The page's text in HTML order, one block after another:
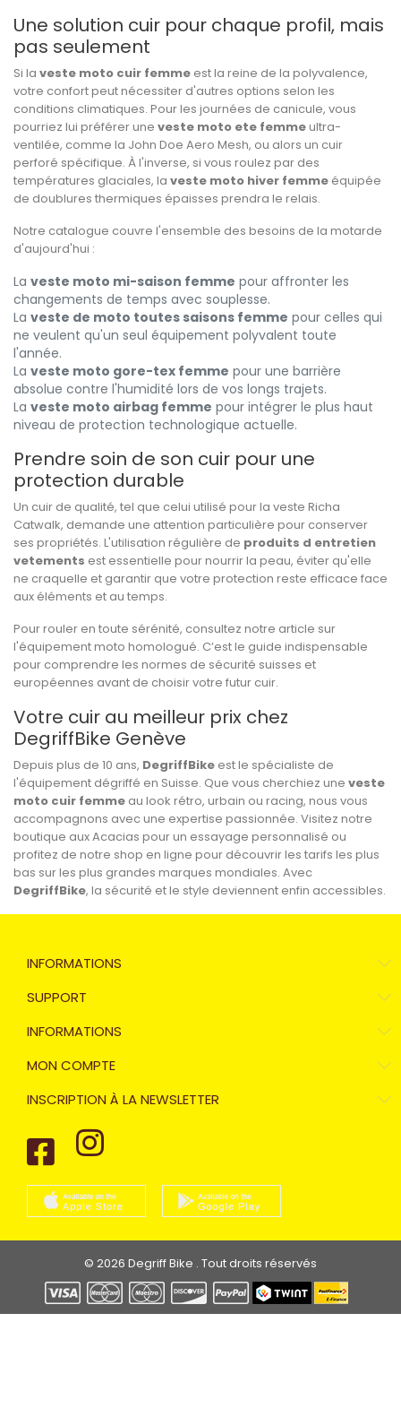
Une solution cuir pour chaque profil, mais
pas seulement
Si la veste moto cuir femme est la reine de la polyvalence,
votre confort peut nécessiter d'autres options selon les
conditions climatiques. Pour les journées de canicule, vous
pourriez lui préférer une veste moto ete femmeultra-
ventilée, comme la John Doe Aero Mesh, ou alors un cuir
perforé spécifique. À l'inverse, si vous roulez par des
températures glaciales, la veste moto hiver femme équipée
de doublures thermiques épaisses prendra le relais.
Notre catalogue couvre l'ensemble des besoins de la motarde
d'aujourd'hui :
La veste moto mi-saison femme pour affronter les
changements de temps avec souplesse.
La veste de moto toutes saisons femme pour celles qui
ne veulent qu'un seul équipement polyvalent toute
l'année.
La veste moto gore-tex femme pour une barrière
absolue contre l'humidité lors de vos longs trajets.
La veste moto airbag femme pour intégrer le plus haut
niveau de protection technologique actuelle.
Prendre soin de son cuir pour une
protection durable
Un cuir de qualité, tel que celui utilisé pour la veste Richa
Catwalk, demande une attention particulière pour conserver
ses propriétés. L'utilisation régulière de produits d entretien
vetements est essentielle pour nourrir la peau, éviter qu'elle
ne craquelle et garantir que votre protection reste efficace face
aux éléments et au temps.
Pour rouler en toute sérénité, consultez notre article sur
l'équipement moto homologué. C’est le guide indispensable
pour comprendre les normes de sécurité suisses et
européennes avant de choisir votre futur cuir.
Votre cuir au meilleur prix chez
DegriffBike Genève
Depuis plus de 10 ans, DegriffBike est le spécialiste de
l'équipement dégriffé en Suisse. Que vous cherchiez une veste
moto cuir femme au look rétro, urbain ou racing, nous vous
accompagnons avec une expertise passionnée. Visitez notre
boutique aux Acacias pour un essayage personnalisé ou
profitez de notre shop en ligne pour découvrir les tarifs les plus
bas sur les plus grandes marques mondiales. Avec
DegriffBike, la sécurité et le style deviennent enfin accessibles.
INFORMATIONS
SUPPORT
INFORMATIONS
MON COMPTE
INSCRIPTION À LA NEWSLETTER
© 2026 Degriff Bike . Tout droits réservés